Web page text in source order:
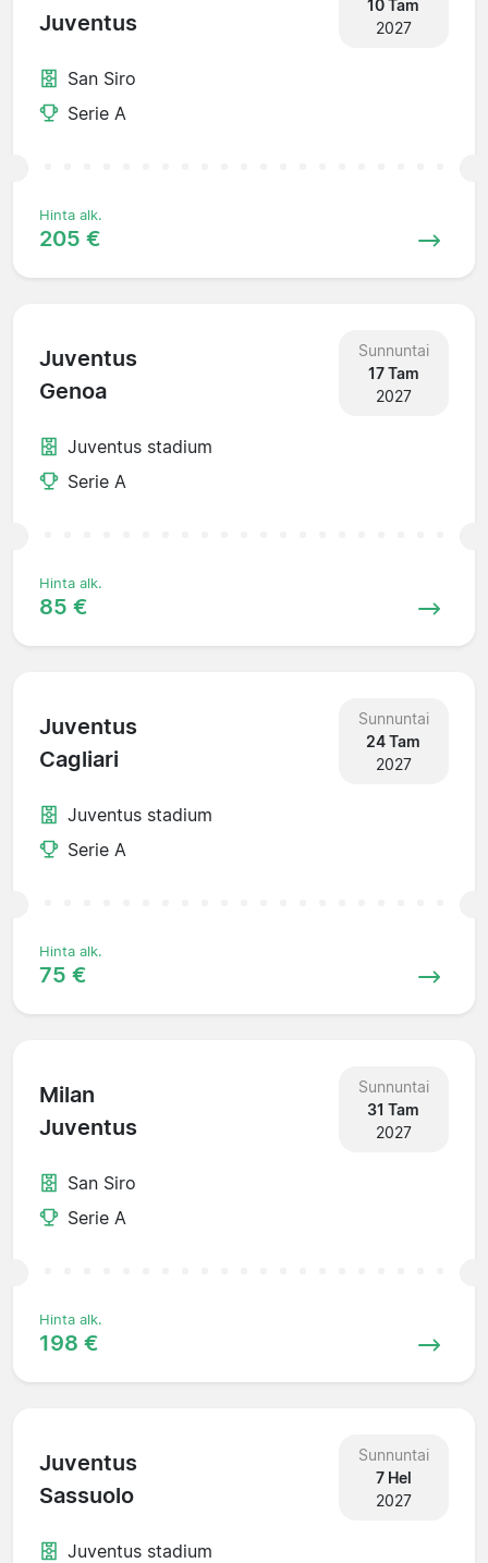
Juventus
10 Tam
2027
San Siro
Serie A
Hinta alk.
205 €
Juventus
Genoa
Sunnuntai
17 Tam
2027
Juventus stadium
Serie A
Hinta alk.
85 €
Juventus
Cagliari
Sunnuntai
24 Tam
2027
Juventus stadium
Serie A
Hinta alk.
75 €
Milan
Juventus
Sunnuntai
31 Tam
2027
San Siro
Serie A
Hinta alk.
198 €
Juventus
Sassuolo
Sunnuntai
7 Hel
2027
Juventus stadium